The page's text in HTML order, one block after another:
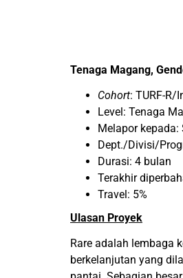
Tenaga Magang,
Cohort: TURF-R/
Level: Tenaga
Melapor kepada:
Dept./Divisi/
Durasi: 4 bulan
Terakhir
Travel: 5%
Ulasan Proyek
Rare adalah lembaga
berkelanjutan yang